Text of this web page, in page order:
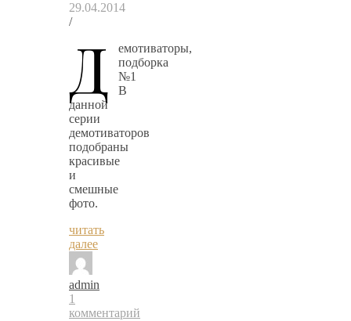
29.04.2014
/
Д
емотиваторы,
подборка
№1
В
данной
серии
демотиваторов
подобраны
красивые
и
смешные
фото.
читать
далее
admin
1
комментарий